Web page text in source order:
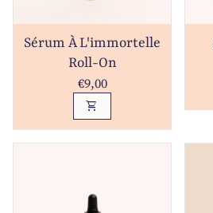
Sérum À L'immortelle
Roll-On
Prix normal
€9,00
shopping_cart